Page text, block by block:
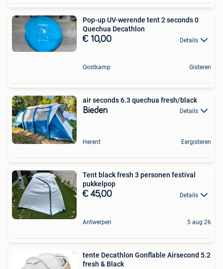
Pop-up UV-werende tent 2 seconds 0
Quechua Decathlon
€ 10,00 Details
Oostkamp Gisteren
air seconds 6.3 quechua fresh/black
Bieden Details
Herent Eergisteren
Tent black fresh 3 personen festival
pukkelpop
€ 45,00 Details
Antwerpen 5 aug 26
tente Decathlon Gonflable Airsecond 5.2
fresh & Black